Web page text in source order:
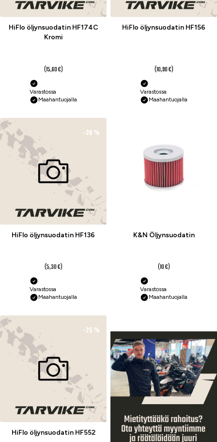
HiFlo öljynsuodatin HF174C
Kromi
(15,60 €)
Varastossa
Maahantuojalla
HiFlo öljynsuodatin HF156
(10,90 €)
Varastossa
Maahantuojalla
-26 %
HiFlo öljynsuodatin HF136
(5,30 €)
Varastossa
Maahantuojalla
K&N Öljynsuodatin
(10 €)
Varastossa
Maahantuojalla
-25 %
HiFlo öljynsuodatin HF552